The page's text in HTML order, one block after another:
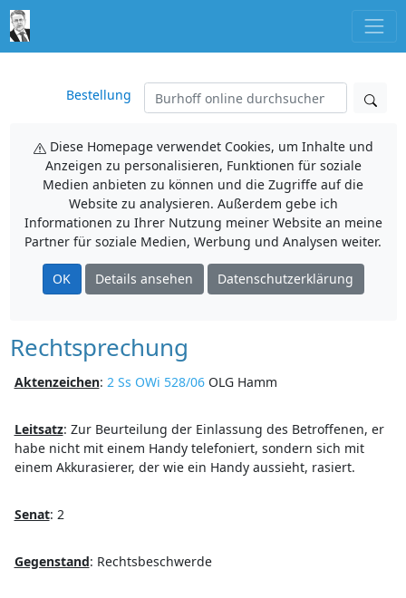
Bestellung
Diese Homepage verwendet Cookies, um Inhalte und
Anzeigen zu personalisieren, Funktionen für soziale
Medien anbieten zu können und die Zugriffe auf die
Website zu analysieren. Außerdem gebe ich
Informationen zu Ihrer Nutzung meiner Website an meine
Partner für soziale Medien, Werbung und Analysen weiter.
OK Details ansehen Datenschutzerklärung
Rechtsprechung
Aktenzeichen: 2 Ss OWi 528/06OLG Hamm
Leitsatz: Zur Beurteilung der Einlassung des Betroffenen, er
habe nicht mit einem Handy telefoniert, sondern sich mit
einem Akkurasierer, der wie ein Handy aussieht, rasiert.
Senat: 2
Gegenstand: Rechtsbeschwerde